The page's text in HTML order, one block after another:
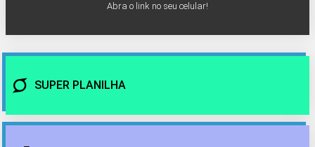
Abra o link no seu celular!
SUPER PLANILHA